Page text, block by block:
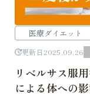
医療ダイエット
更新日 2025.09.26
リベルサス服
による体への